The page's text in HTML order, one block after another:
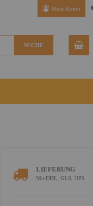
Mein Konto
SUCHE
LIEFERUNG
Mit DHL, GLS, UPS